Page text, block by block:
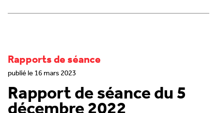
Rapports de séance
publié le 16 mars 2023
Rapport de séance du 5